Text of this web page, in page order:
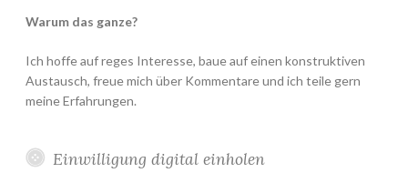
Warum das ganze?
Ich hoffe auf reges Interesse, baue auf einen konstruktiven
Austausch, freue mich über Kommentare und ich teile gern
meine Erfahrungen.
Einwilligung digital einholen